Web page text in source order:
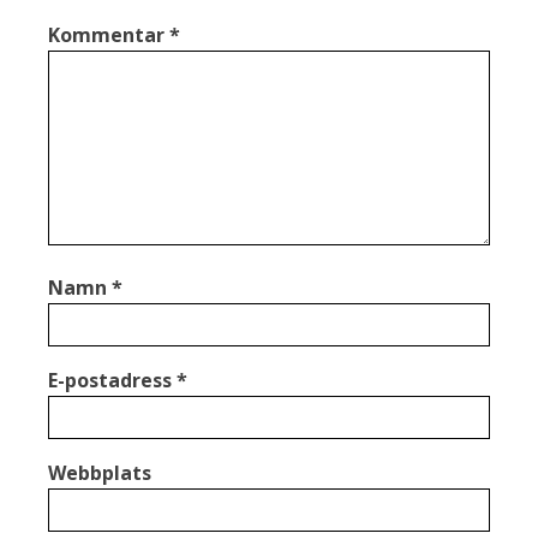
Kommentar*
Namn *
E-postadress*
Webbplats